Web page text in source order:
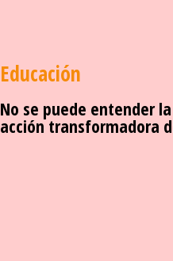
Educación
No se puede entender
acción transformadora